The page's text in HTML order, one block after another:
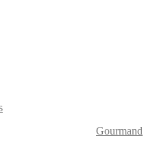
Gourmand